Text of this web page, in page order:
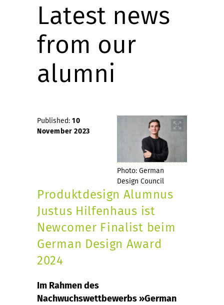
Latest news
from our
alumni
Photo: German
Design Council
Published: 10
November 2023
Produktdesign Alumnus
Justus Hilfenhaus ist
Newcomer Finalist beim
German Design Award
2024
Im Rahmen des
Nachwuchswettbewerbs »German